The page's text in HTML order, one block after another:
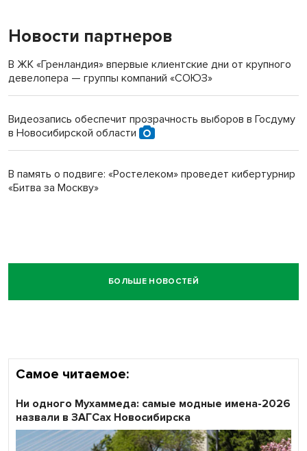
Новости партнеров
В ЖК «Гренландия» впервые клиентские дни от крупного
девелопера — группы компаний «СОЮЗ»
Видеозапись обеспечит прозрачность выборов в Госдуму
в Новосибирской области
В память о подвиге: «Ростелеком» проведет кибертурнир
«Битва за Москву»
БОЛЬШЕ НОВОСТЕЙ
Самое читаемое:
Ни одного Мухаммеда: самые модные имена-2026
назвали в ЗАГСах Новосибирска